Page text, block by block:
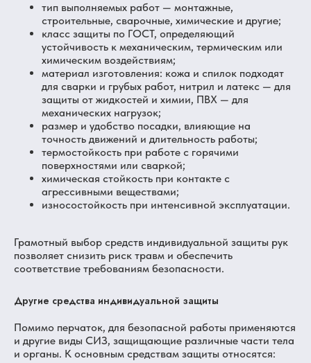
тип выполняемых работ — монтажные,
строительные, сварочные, химические и другие;
класс защиты по ГОСТ, определяющий
устойчивость к механическим, термическим или
химическим воздействиям;
материал изготовления: кожа и спилок подходят
для сварки и грубых работ, нитрил и латекс — для
защиты от жидкостей и химии, ПВХ — для
механических нагрузок;
размер и удобство посадки, влияющие на
точность движений и длительность работы;
термостойкость при работе с горячими
поверхностями или сваркой;
химическая стойкость при контакте с
агрессивными веществами;
износостойкость при интенсивной эксплуатации.
Грамотный выбор средств индивидуальной защиты рук
позволяет снизить риск травм и обеспечить
соответствие требованиям безопасности.
Другие средства индивидуальной защиты
Помимо перчаток, для безопасной работы применяются
и другие виды СИЗ, защищающие различные части тела
и органы. К основным средствам защиты относятся: